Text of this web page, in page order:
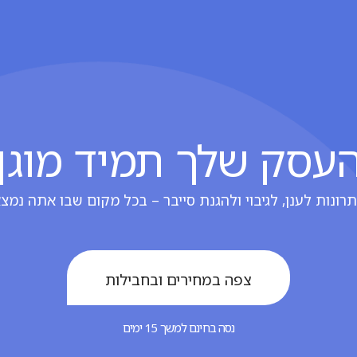
שלך תמיד
לענן, לגיבוי ולהגנת סייבר – בכל מקום שבו אתה
צפה במחירים ובחבילות
נסה בחינם למשך 15 ימים